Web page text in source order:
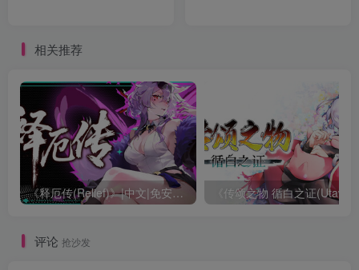
相关推荐
《释厄传(Relief)》|中文|免安装硬盘版
评论 抢沙发